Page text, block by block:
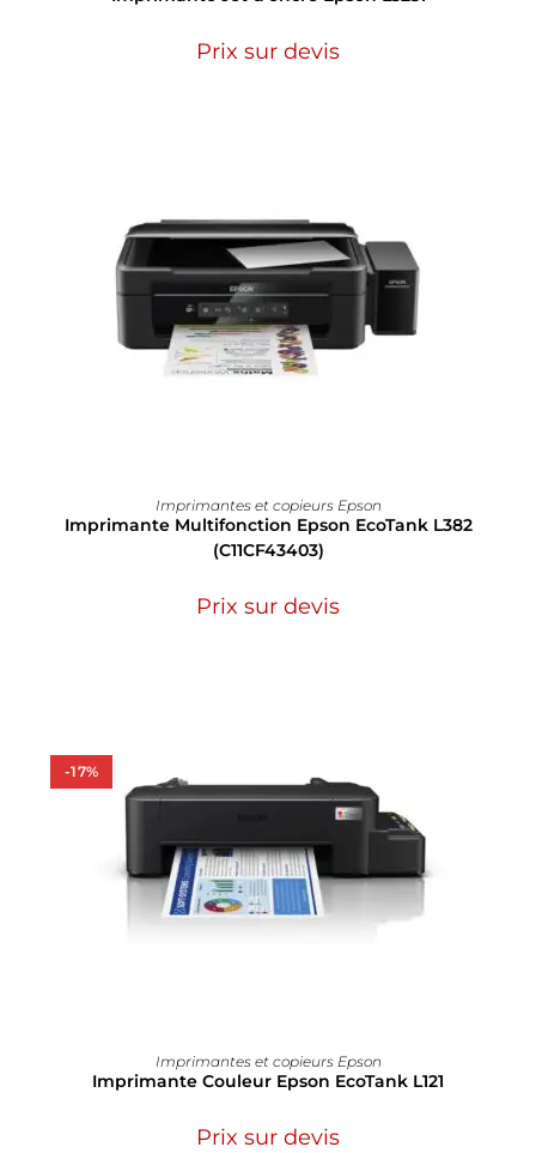
Prix sur devis
Imprimantes et copieurs Epson
Imprimante Multifonction Epson EcoTank L382
(C11CF43403)
Prix sur devis
-17%
Imprimantes et copieurs Epson
Imprimante Couleur Epson EcoTank L121
Prix sur devis